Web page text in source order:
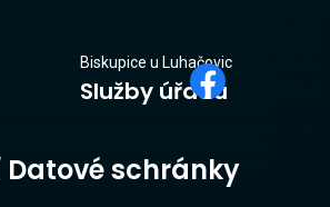
Biskupice u Luhačovic
Služby úřadu
Datové schránky